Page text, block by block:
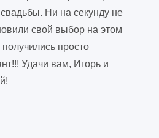
Ни на секунду не
свой выбор на этом
просто
Удачи вам, Игорь и